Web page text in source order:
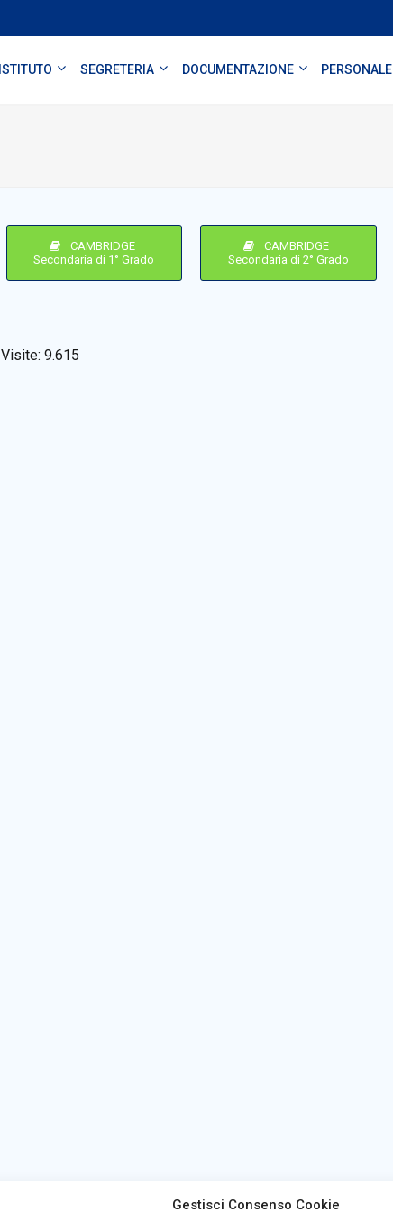
Gestisci Consenso Cookie
ISTITUTO SEGRETERIA DOCUMENTAZIONE PERSONALE
CAMBRIDGE
Secondaria di 1° Grado
CAMBRIDGE
Secondaria di 2° Grado
Visite: 9.615